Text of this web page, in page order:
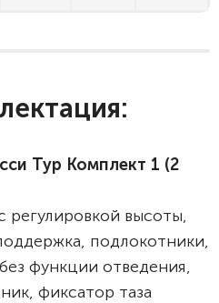
Тур Комплект 1 (2
высоты,
подлокотники,
функции отведения,
фиксатор таза